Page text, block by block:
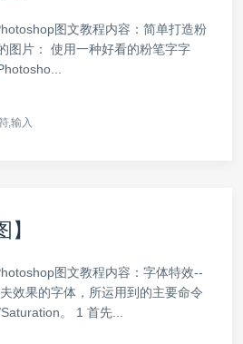
图文教程内容：简单打造粉
图片： 使用一种好看的粉笔字字
,输入
图文教程内容：字体特效--
效果的字体，所运用到的主要命令
。 1 首先...